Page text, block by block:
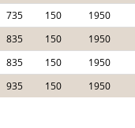
735 150 1950
835 150 1950
835 150 1950
935 150 1950